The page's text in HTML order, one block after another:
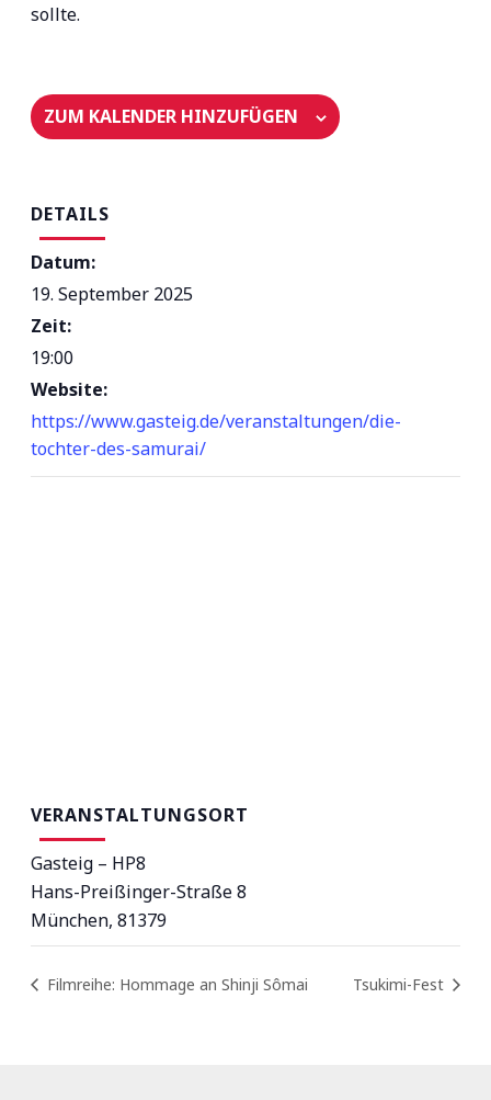
sollte.
ZUM KALENDER HINZUFÜGEN
DETAILS
Datum:
19. September 2025
Zeit:
19:00
Website:
https://www.gasteig.de/veranstaltungen/die-
tochter-des-samurai/
VERANSTALTUNGSORT
Gasteig – HP8
Hans-Preißinger-Straße 8
München, 81379
Filmreihe: Hommage an Shinji Sômai Tsukimi-Fest